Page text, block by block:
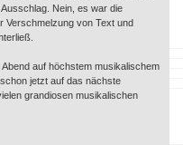
Nein, es war die
Verschmelzung von Text und
auf höchstem musikalischem
jetzt auf das nächste
grandiosen musikalischen